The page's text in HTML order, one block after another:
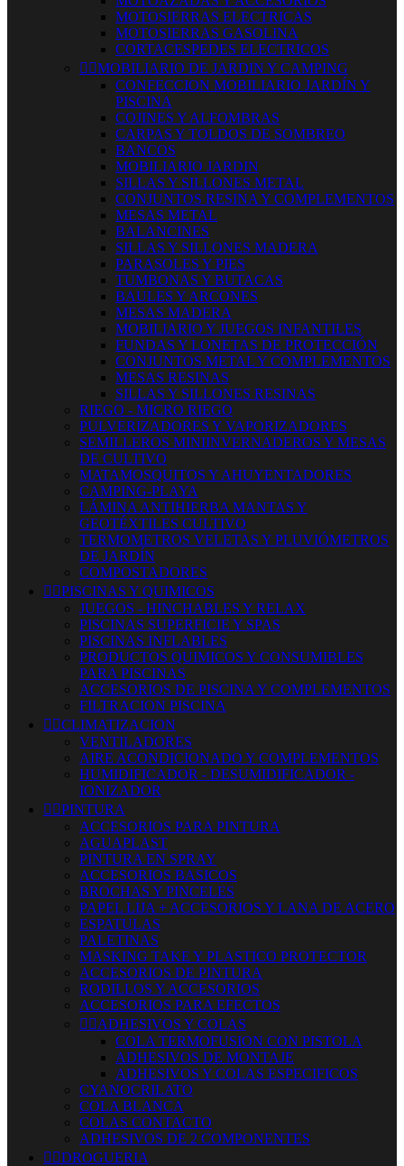
MOTOSIERRAS ELECTRICAS
MOTOSIERRAS GASOLINA
CORTACESPEDES ELECTRICOS
 MOBILIARIO DE JARDIN Y CAMPING
CONFECCION MOBILIARIO JARDÍN Y
PISCINA
COJINES Y ALFOMBRAS
CARPAS Y TOLDOS DE SOMBREO
BANCOS
MOBILIARIO JARDIN
SILLAS Y SILLONES METAL
CONJUNTOS RESINA Y COMPLEMENTOS
MESAS METAL
BALANCINES
SILLAS Y SILLONES MADERA
PARASOLES Y PIES
TUMBONAS Y BUTACAS
BAULES Y ARCONES
MESAS MADERA
MOBILIARIO Y JUEGOS INFANTILES
FUNDAS Y LONETAS DE PROTECCIÓN
CONJUNTOS METAL Y COMPLEMENTOS
MESAS RESINAS
SILLAS Y SILLONES RESINAS
RIEGO - MICRO RIEGO
PULVERIZADORES Y VAPORIZADORES
SEMILLEROS MINIINVERNADEROS Y MESAS
DE CULTIVO
MATAMOSQUITOS Y AHUYENTADORES
CAMPING-PLAYA
LÁMINA ANTIHIERBA MANTAS Y
GEOTÉXTILES CULTIVO
TERMOMETROS VELETAS Y PLUVIÓMETROS
DE JARDÍN
COMPOSTADORES
 PISCINAS Y QUIMICOS
JUEGOS - HINCHABLES Y RELAX
PISCINAS SUPERFICIE Y SPAS
PISCINAS INFLABLES
PRODUCTOS QUIMICOS Y CONSUMIBLES
PARA PISCINAS
ACCESORIOS DE PISCINA Y COMPLEMENTOS
FILTRACION PISCINA
 CLIMATIZACION
VENTILADORES
AIRE ACONDICIONADO Y COMPLEMENTOS
HUMIDIFICADOR - DESUMIDIFICADOR -
IONIZADOR
 PINTURA
ACCESORIOS PARA PINTURA
AGUAPLAST
PINTURA EN SPRAY
ACCESORIOS BASICOS
BROCHAS Y PINCELES
PAPEL LIJA + ACCESORIOS Y LANA DE ACERO
ESPATULAS
PALETINAS
MASKING TAKE Y PLASTICO PROTECTOR
ACCESORIOS DE PINTURA
RODILLOS Y ACCESORIOS
ACCESORIOS PARA EFECTOS
 ADHESIVOS Y COLAS
COLA TERMOFUSION CON PISTOLA
ADHESIVOS DE MONTAJE
ADHESIVOS Y COLAS ESPECIFICOS
CYANOCRILATO
COLA BLANCA
COLAS CONTACTO
ADHESIVOS DE 2 COMPONENTES
 DROGUERIA